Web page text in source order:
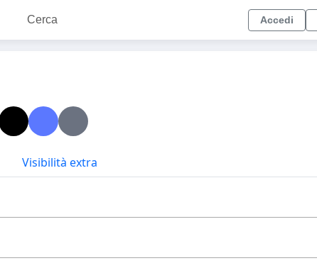
Cerca Accedi
Visibilità extra